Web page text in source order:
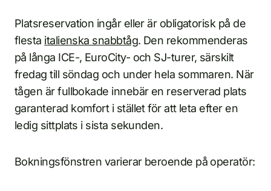
Platsreservation ingår eller är obligatorisk på de
flesta italienska snabbtåg. Den rekommenderas
på långa ICE-, EuroCity- och SJ-turer, särskilt
fredag till söndag och under hela sommaren. När
tågen är fullbokade innebär en reserverad plats
garanterad komfort i stället för att leta efter en
ledig sittplats i sista sekunden.
Bokningsfönstren varierar beroende på operatör: